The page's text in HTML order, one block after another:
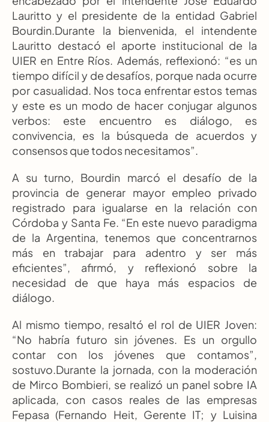
Lauritto y el presidente de la entidad Gabriel
Bourdin.Durante la bienvenida, el intendente
Lauritto destacó el aporte institucional de la
UIER en Entre Ríos. Además, reflexionó: “es un
tiempo difícil y de desafíos, porque nada ocurre
por casualidad. Nos toca enfrentar estos temas
y este es un modo de hacer conjugar algunos
verbos: este encuentro es diálogo, es
convivencia, es la búsqueda de acuerdos y
consensos que todos necesitamos”.
A su turno, Bourdin marcó el desafío de la
provincia de generar mayor empleo privado
registrado para igualarse en la relación con
Córdoba y Santa Fe. “En este nuevo paradigma
de la Argentina, tenemos que concentrarnos
más en trabajar para adentro y ser más
eficientes”, afirmó, y reflexionó sobre la
necesidad de que haya más espacios de
diálogo.
Al mismo tiempo, resaltó el rol de UIER Joven:
“No habría futuro sin jóvenes. Es un orgullo
contar con los jóvenes que contamos”,
sostuvo.Durante la jornada, con la moderación
de Mirco Bombieri, se realizó un panel sobre IA
aplicada, con casos reales de las empresas
Fepasa (Fernando Heit, Gerente IT; y Luisina